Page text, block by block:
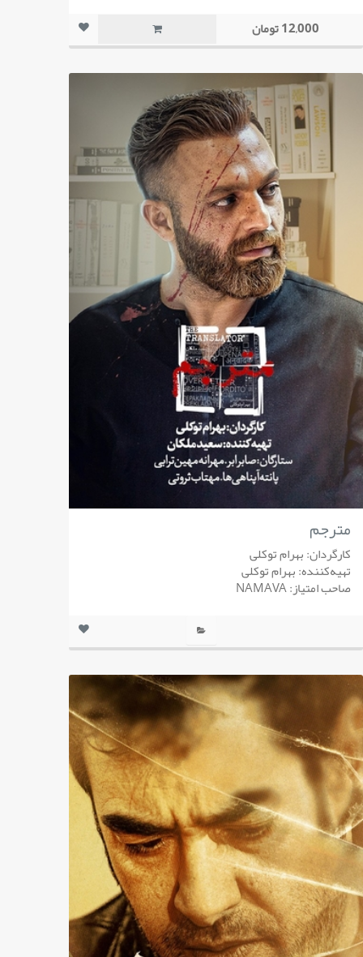
12,000 تومان
مترجم
کارگردان: بهرام توکلی
تهیه‌کننده: بهرام توکلی
صاحب امتیاز: NAMAVA